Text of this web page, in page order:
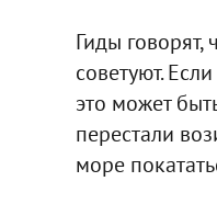
Гиды
советуют.
это может
перестали
море